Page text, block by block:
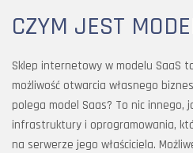
CZYM JEST
Sklep internetowy w modelu SaaS
możliwość otwarcia własnego
polega model Saas? To nic innego,
infrastruktury i oprogramowania,
na serwerze jego właściciela.